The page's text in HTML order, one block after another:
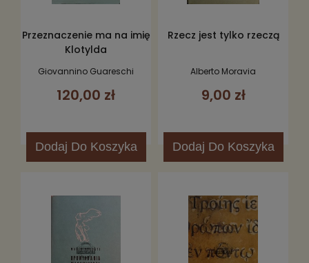
Przeznaczenie ma na imię
Klotylda
Giovannino Guareschi
120,00 zł
Dodaj Do Koszyka
Rzecz jest tylko rzeczą
Alberto Moravia
9,00 zł
Dodaj Do Koszyka